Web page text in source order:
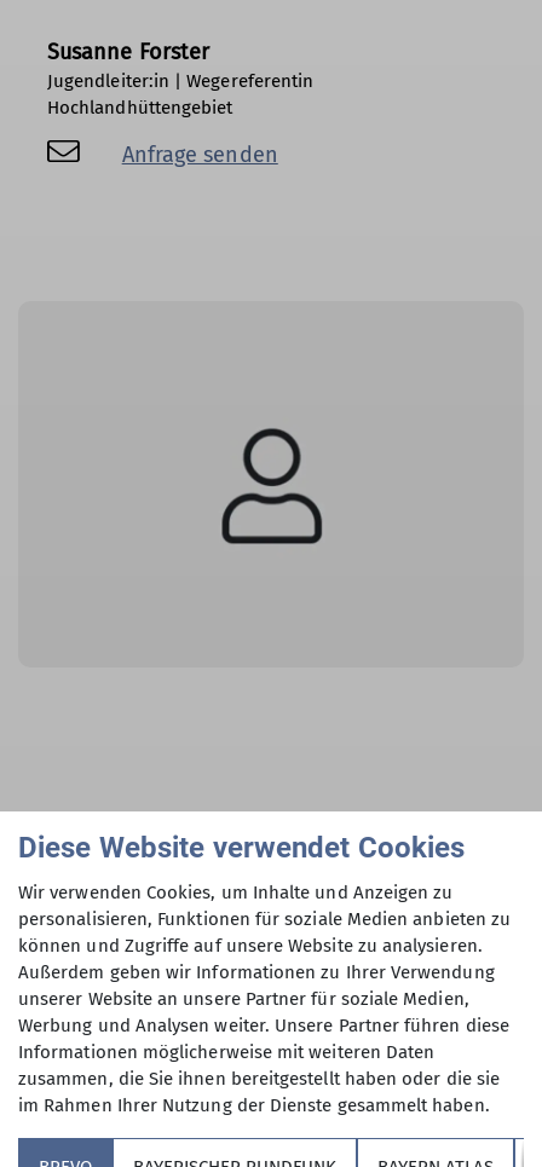
Susanne Forster
Jugendleiter:in | Wegereferentin
Hochlandhüttengebiet
Anfrage senden
Carl Steinbeißer
Anfrage senden
Diese Website verwendet Cookies
Wir verwenden Cookies, um Inhalte und Anzeigen zu
personalisieren, Funktionen für soziale Medien anbieten zu
können und Zugriffe auf unsere Website zu analysieren.
Außerdem geben wir Informationen zu Ihrer Verwendung
unserer Website an unsere Partner für soziale Medien,
Werbung und Analysen weiter. Unsere Partner führen diese
Informationen möglicherweise mit weiteren Daten
zusammen, die Sie ihnen bereitgestellt haben oder die sie
im Rahmen Ihrer Nutzung der Dienste gesammelt haben.